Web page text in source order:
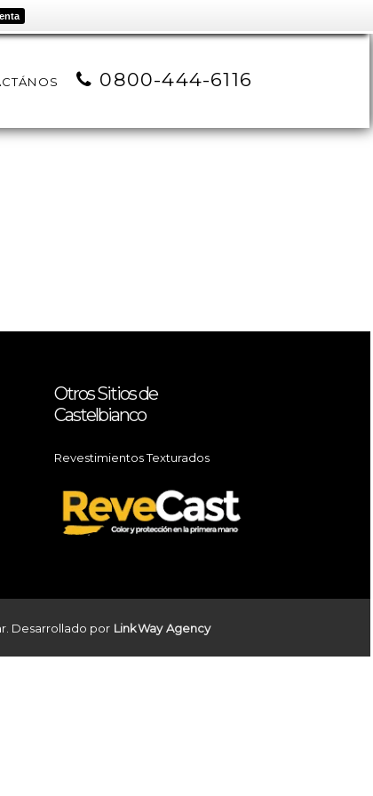
0800-444-6116
Otros Sitios de
Castelbianco
Revestimientos Texturados
Desarrollado por LinkWay Agency